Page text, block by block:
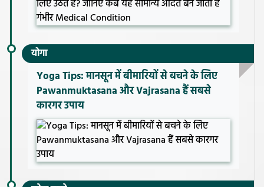
योगा
Yoga Tips: मानसून में बीमारियों से बचने के लिए
Pawanmuktasana और Vajrasana हैं सबसे
कारगर उपाय